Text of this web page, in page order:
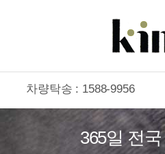
차량탁송 : 1588-9956
365일 전